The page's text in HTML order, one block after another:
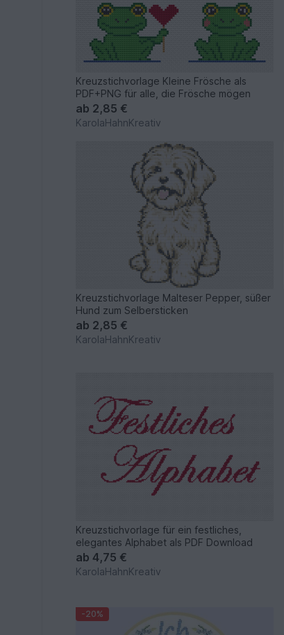
Kreuzstichvorlage Kleine Frösche als
PDF+PNG für alle, die Frösche mögen
ab 2,85 €
KarolaHahnKreativ
Kreuzstichvorlage Malteser Pepper, süßer
Hund zum Selbersticken
ab 2,85 €
KarolaHahnKreativ
Kreuzstichvorlage für ein festliches,
elegantes Alphabet als PDF Download
ab4,75 €
KarolaHahnKreativ
-20%